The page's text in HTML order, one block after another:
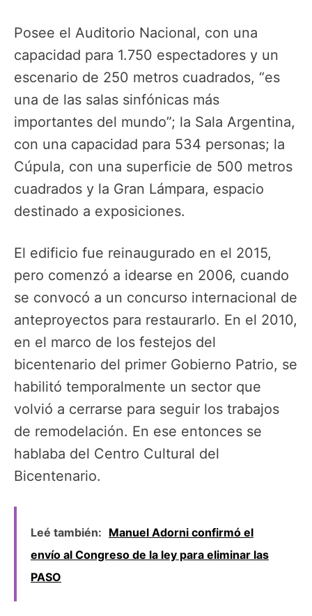
Posee el Auditorio Nacional, con una
capacidad para 1.750 espectadores y un
escenario de 250 metros cuadrados, “es
una de las salas sinfónicas más
importantes del mundo”; la Sala Argentina,
con una capacidad para 534 personas; la
Cúpula, con una superficie de 500 metros
cuadrados y la Gran Lámpara, espacio
destinado a exposiciones.
El edificio fue reinaugurado en el 2015,
pero comenzó a idearse en 2006, cuando
se convocó a un concurso internacional de
anteproyectos para restaurarlo. En el 2010,
en el marco de los festejos del
bicentenario del primer Gobierno Patrio, se
habilitó temporalmente un sector que
volvió a cerrarse para seguir los trabajos
de remodelación. En ese entonces se
hablaba del Centro Cultural del
Bicentenario.
Leé también: Manuel Adorni confirmó el
envío al Congreso de la ley para eliminar las
PASO